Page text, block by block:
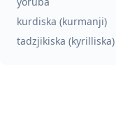
kurdiska (kurmanji)
tadzjikiska (kyrilliska)